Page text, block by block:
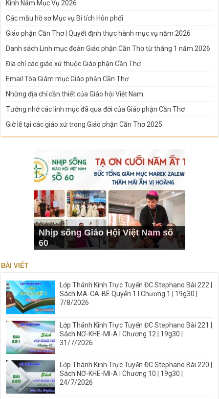
Kinh Năm Mục Vụ 2026
Các mẫu hồ sơ Mục vụ Bí tích Hôn phối
Giáo phận Cần Thơ | Quyết định thực hành mục vụ năm 2026
Danh sách Linh mục đoàn Giáo phận Cần Thơ từ tháng 1 năm 2026
Địa chỉ các giáo xứ thuộc Giáo phận Cần Thơ
Email Tòa Giám mục Giáo phận Cần Thơ
Những địa chỉ cần thiết của Giáo hội Việt Nam
Tưởng nhớ các linh mục đã qua đời của Giáo phận Cần Thơ
Giờ lễ tại các giáo xứ trong Giáo phận Cần Thơ 2025
Nhịp sống Giáo Hội Việt Nam số
60
BÀI VIẾT
Lớp Thánh Kinh Trực Tuyến ĐC Stephano Bài 222 |
Sách MA-CA-BÊ Quyển 1 I Chương 1 | 19g30 |
7/8/2026
Lớp Thánh Kinh Trực Tuyến ĐC Stephano Bài 221 |
Sách NƠ-KHE-MI-A I Chương 12 | 19g30 |
31/7/2026
Lớp Thánh Kinh Trực Tuyến ĐC Stephano Bài 220 |
Sách NƠ-KHE-MI-A I Chương 10 | 19g30 |
24/7/2026